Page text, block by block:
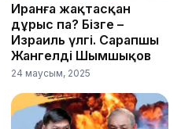
Иранға жақтасқан
дұрыс па? Бізге –
Израиль үлгі. Сарапшы
Жангелді Шымшықов
24 маусым, 2025